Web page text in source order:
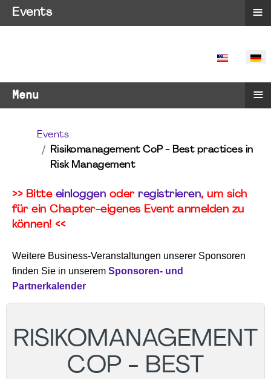
SPRACHE
Menu ≡
Events
Risikomanagement CoP - Best practices in
Risk Management
>> Bitte einloggen oder registrieren, um sich
für ein Chapter-eigenes Event anmelden zu
können! <<
Weitere Business-Veranstaltungen unserer Sponsoren
finden Sie in unserem Sponsoren- und
Partnerkalender
RISIKOMANAGEMENT
COP - BEST
Events ≡